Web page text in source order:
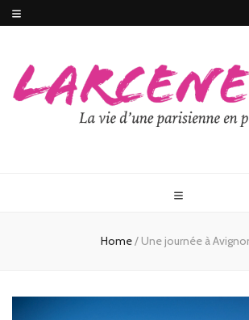
Home/ Une journée à